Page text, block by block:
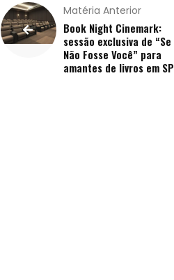
e
Qualidade
Matéria Anterior
Book Night Cinemark:
sessão exclusiva de “Se
Não Fosse Você” para
amantes de livros em SP